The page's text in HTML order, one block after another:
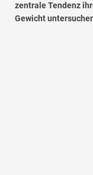
zentrale Tendenz
Gewicht